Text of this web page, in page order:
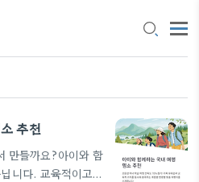
추천
만들까요?아이와 함
니다. 교육적이고